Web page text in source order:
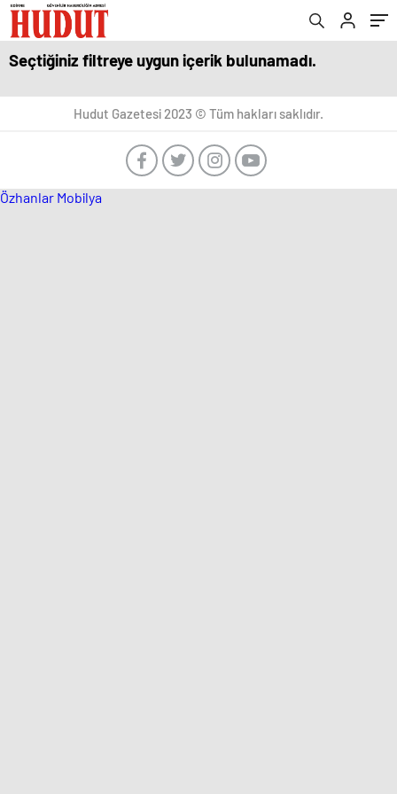
Seçtiğiniz filtreye uygun içerik bulunamadı.
Hudut Gazetesi 2023 © Tüm hakları saklıdır.
Özhanlar Mobilya